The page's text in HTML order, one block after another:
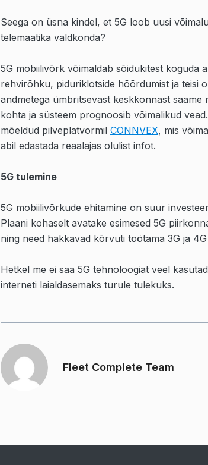
Seega on üsna kindel, et 5G loob uusi
telemaatika valdkonda?
5G mobiilivõrk võimaldab sõidukitest koguda
rehvirõhku, piduriklotside hõõrdumist ja teisi
andmetega ümbritsevast keskkonnast
kohta ja süsteem prognoosib võimalikud
mõeldud pilveplatvormil CONNVEX, mis
abil edastada reaalajas olulist infot.
5G tulemine
5G mobiilivõrkude ehitamine on suur
Plaani kohaselt avatake esimesed 5G
ning need hakkavad kõrvuti töötama 3G ja
Hetkel me ei saa 5G tehnoloogiat veel
interneti laialdasemaks turule tulekuks.
Fleet Complete Team